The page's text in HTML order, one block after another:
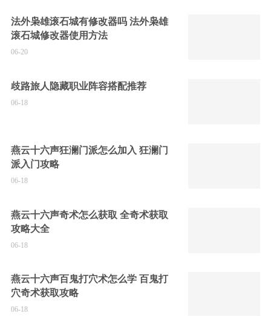
法外枭雄滚石城有修改器吗 法外枭雄
滚石城修改器使用方法
06-20
歧路旅人隐藏职业阵容搭配推荐
06-18
燕云十六声狂澜门派怎么加入 狂澜门
派入门攻略
06-18
燕云十六声奇术怎么获取 全奇术获取
攻略大全
06-18
燕云十六声百鬼打穴术怎么学 百鬼打
穴奇术获取攻略
06-18